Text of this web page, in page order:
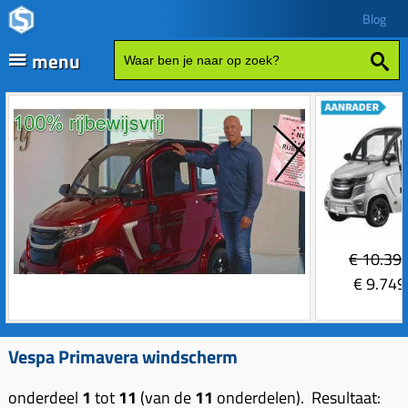
Blog
menu
Fatbikes
Scooter kopen
Zip
Sales
Elektrische delen
Achterlicht
Bobine
Motordelen
Achter tandwielen
Carburateurs (delen)
Frame delen
Achterbrug delen
Accessoires
€
€
Vespa Primavera windscherm
onderdeel 1 tot11 (van de11 onderdelen). Resultaat: